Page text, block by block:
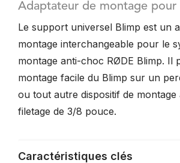
Adaptateur de montage
Le support universel Blimp est un
montage interchangeable pour le
montage anti-choc RØDE Blimp. Il
montage facile du Blimp sur un
ou tout autre dispositif de montage
filetage de 3/8 pouce.
Caractéristiques clés